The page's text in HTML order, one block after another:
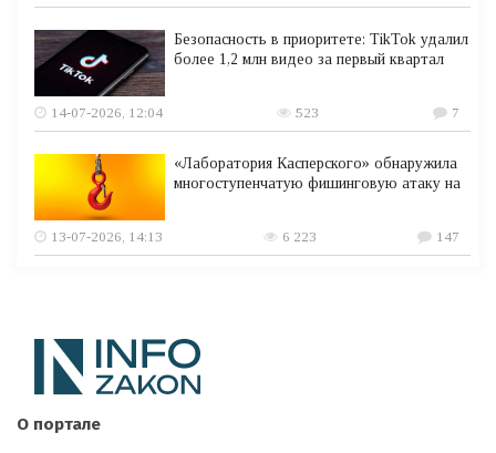
Безопасность в приоритете: TikTok удалил
более 1,2 млн видео за первый квартал
14-07-2026, 12:04 523 7
«Лаборатория Касперского» обнаружила
многоступенчатую фишинговую атаку на
13-07-2026, 14:13 6 223 147
О портале